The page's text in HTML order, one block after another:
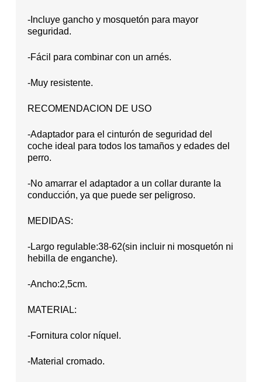
-Incluye gancho y mosquetón para mayor
seguridad.
-Fácil para combinar con un arnés.
-Muy resistente.
RECOMENDACION DE USO
-Adaptador para el cinturón de seguridad del
coche ideal para todos los tamaños y edades del
perro.
-No amarrar el adaptador a un collar durante la
conducción, ya que puede ser peligroso.
MEDIDAS:
-Largo regulable:38-62(sin incluir ni mosquetón ni
hebilla de enganche).
-Ancho:2,5cm.
MATERIAL:
-Fornitura color níquel.
-Material cromado.